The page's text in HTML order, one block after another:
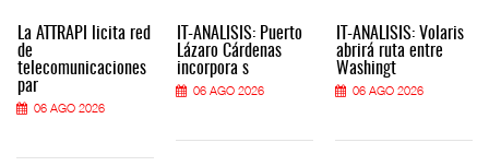
La ATTRAPI licita red
de
telecomunicaciones
par
06 AGO 2026
IT-ANÁLISIS: Puerto
Lázaro Cárdenas
incorpora s
06 AGO 2026
IT-ANÁLISIS: Volaris
abrirá ruta entre
Washingt
06 AGO 2026